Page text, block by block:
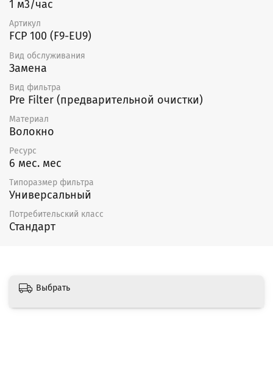
1 м3/час
Артикул
FCP 100 (F9-EU9)
Вид обслуживания
Замена
Вид фильтра
Pre Filter (предварительной очистки)
Материал
Волокно
Ресурс
6 мес. мес
Типоразмер фильтра
Универсальный
Потребительский класс
Стандарт
Выбрать